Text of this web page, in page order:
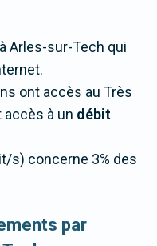
Arles-sur-Tech qui
ont accès au Très
accès à un débit
s) concerne 3% des
par